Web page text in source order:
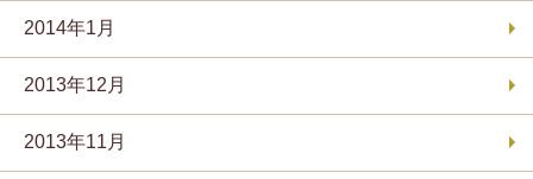
2014年1月
2013年12月
2013年11月